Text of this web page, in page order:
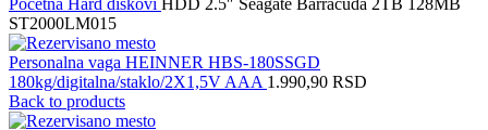
Početna Hard diskovi HDD 2.5″ Seagate Barracuda 2TB 128MB
ST2000LM015
Personalna vaga HEINNER HBS-180SSGD
180kg/digitalna/staklo/2X1,5V AAA 1.990,90 RSD
Back to products